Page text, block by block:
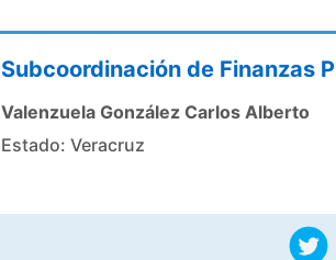
Subcoordinación de Finanzas
Valenzuela González Carlos Alberto
Estado: Veracruz